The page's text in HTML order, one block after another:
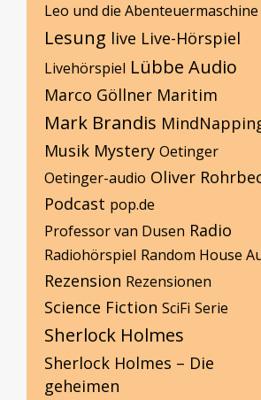
Leo und die Abenteuermaschine
Lesung live Live-Hörspiel
Livehörspiel Lübbe Audio
Marco Göllner Maritim
Mark Brandis
Musik Mystery Oetinger
Oetinger-audio Oliver
Podcast pop.de
Professor van Dusen Radio
Radiohörspiel Random House
Rezension Rezensionen
Science Fiction SciFi Serie
Sherlock Holmes
Sherlock Holmes – Die
geheimen